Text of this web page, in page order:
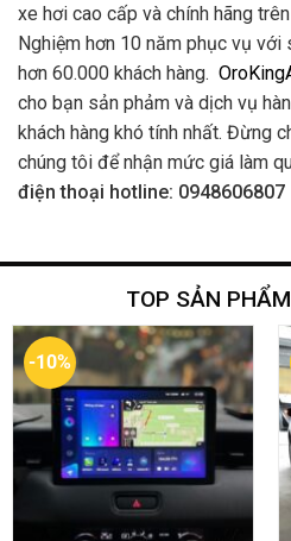
xe hơi cao cấp và chính hãng
Nghiệm hơn 10 năm phục vụ
hơn 60.000 khách hàng.
cho bạn sản phảm và dịch vụ
khách hàng khó tính nhất. Đừng
chúng tôi để nhận mức giá làm
điện thoại hotline: 0948606807
TOP SẢN
-10%